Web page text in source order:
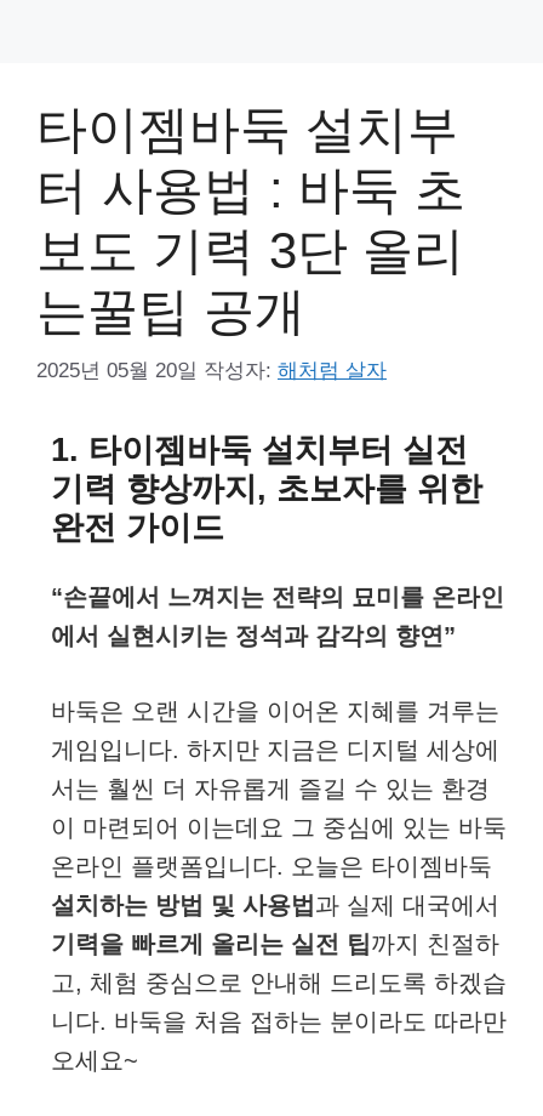
타이젬바둑 설치부
터 사용법 : 바둑 초
보도 기력 3단 올리
는꿀팁 공개
2025년 05월 20일 작성자: 해처럼 살자
1. 타이젬바둑 설치부터 실전
기력 향상까지, 초보자를 위한
완전 가이드
“손끝에서 느껴지는 전략의 묘미를 온라인
에서 실현시키는 정석과 감각의 향연”
바둑은 오랜 시간을 이어온 지혜를 겨루는
게임입니다. 하지만 지금은 디지털 세상에
서는 훨씬 더 자유롭게 즐길 수 있는 환경
이 마련되어 이는데요 그 중심에 있는 바둑
온라인 플랫폼입니다. 오늘은 타이젬바둑
설치하는 방법 및 사용법 과 실제 대국에서
기력을 빠르게 올리는 실전 팁까지 친절하
고, 체험 중심으로 안내해 드리도록 하겠습
니다. 바둑을 처음 접하는 분이라도 따라만
오세요~